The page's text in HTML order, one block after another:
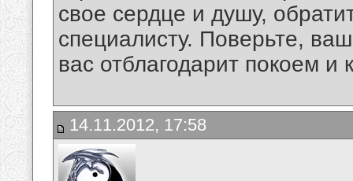
свое сердце и душу,
специалисту. Поверьте,
вас отблагодарит покоем и
14.11.2012, 17:58